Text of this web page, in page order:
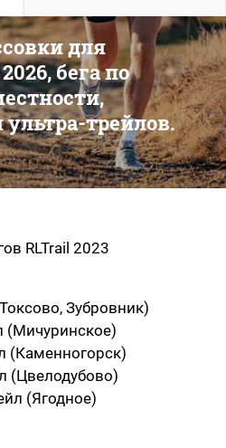
для
бега по
трейлов.
RLTrail 2023
Зубровник)
(Мичуринское)
(Каменногорск)
(Цвелодубово)
(Ягодное)